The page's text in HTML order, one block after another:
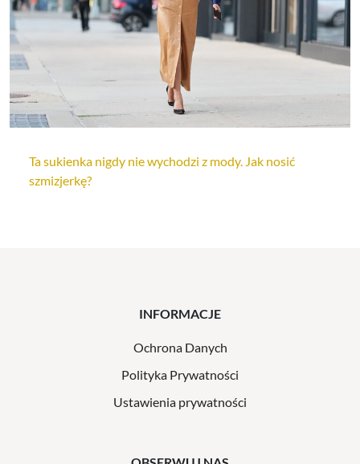
Ta sukienka nigdy nie wychodzi z mody. Jak nosić
szmizjerkę?
INFORMACJE
Ochrona Danych
Polityka Prywatności
Ustawienia prywatności